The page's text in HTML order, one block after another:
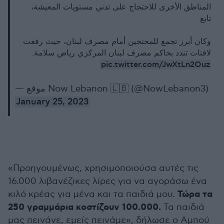
المناطق الأخرى للاحتجاج على تدني مستويات المعيشة،
تابع
وكان أبرز تجمع للمحتجين أمام مصرف لبنان، حيث رفعت
لافتات تندد بحاكم مصرف لبنان المركزي رياض سلامة.
pic.twitter.com/JwXtLn2Ouz
— موقع Now Lebanon 🇱🇧 (@NowLebanon3)
January 25, 2023
«Προηγουμένως, χρησιμοποιούσα αυτές τις
16.000 λιβανέζικες λίρες για να αγοράσω ένα
κιλό κρέας για μένα και τα παιδιά μου. Τώρα τα
250 γραμμάρια κοστίζουν 100.000. Τα παιδιά
μας πεινάνε, εμείς πεινάμε», δήλωσε ο Αμπού